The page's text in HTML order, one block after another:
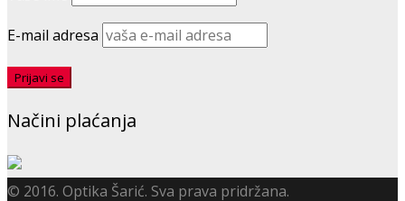
E-mail adresa
Načini plaćanja
© 2016. Optika Šarić. Sva prava pridržana.